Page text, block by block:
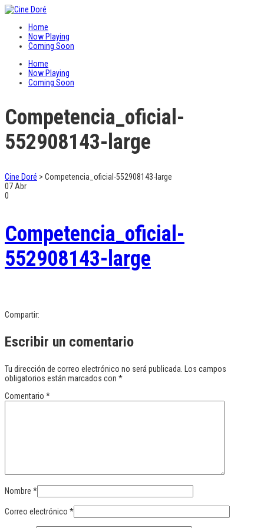
Home
Now Playing
Coming Soon
Home
Now Playing
Coming Soon
Competencia_oficial-
552908143-large
Cine Doré > Competencia_oficial-552908143-large
07 Abr
0
Competencia_oficial-
552908143-large
Compartir:
Escribir un comentario
Tu dirección de correo electrónico no será publicada.
Los campos
obligatorios están marcados con *
Comentario *
Nombre *
Correo electrónico *